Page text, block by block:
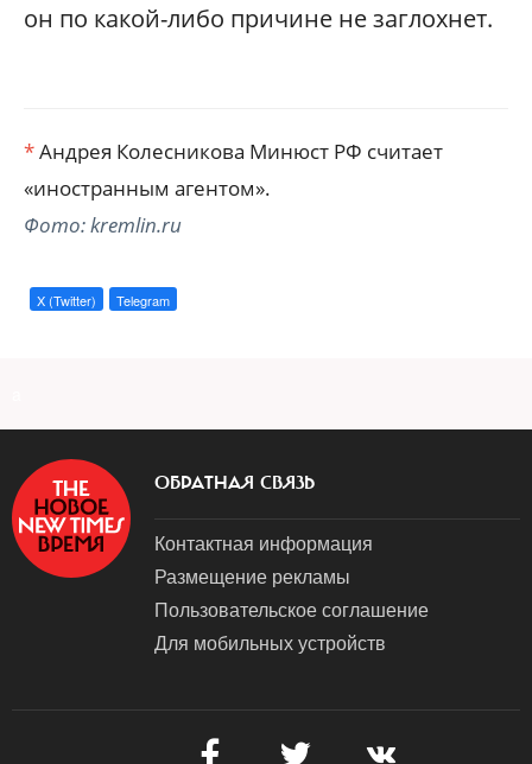
он по какой-либо причине не заглохнет.
*Андрея Колесникова Минюст РФ считает
«иностранным агентом».
Фото: kremlin.ru
X (Twitter) Telegram
ОБРАТНАЯ СВЯЗЬ
Контактная информация
Размещение рекламы
Пользовательское соглашение
Для мобильных устройств